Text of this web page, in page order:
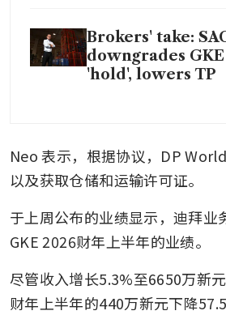
Brokers' take:
downgrades
'hold', lowers TP
Neo 表示，根据协议，DP
以及获取仓储和运输许可证。
于上周公布的业绩显示，迪拜业
GKE 2026财年上半年的业绩。
尽管收入增长5.3%至6650万新
财年上半年的440万新元下降